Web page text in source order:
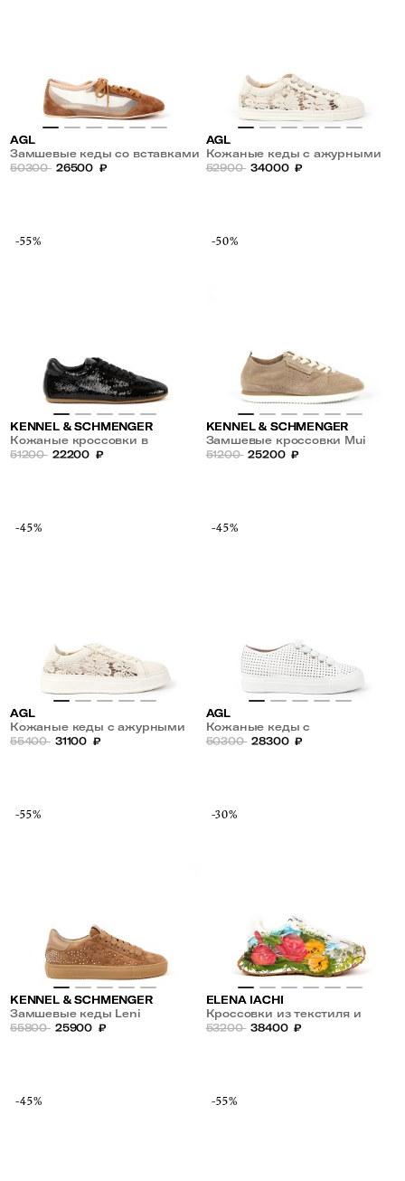
AGL
Замшевые кеды со вставками
из микросетки
50300 26500 ₽
AGL
Кожаные кеды с ажурными
вставками
52900 34000 ₽
-55%
KENNEL & SCHMENGER
Кожаные кроссовки в
пайетках Drop
51200 22200 ₽
-50%
KENNEL & SCHMENGER
Замшевые кроссовки Mui
51200 25200 ₽
-45%
AGL
Кожаные кеды с ажурными
вставками
55400 31100 ₽
-45%
AGL
Кожаные кеды с
перфорацией
50300 28300 ₽
-55%
KENNEL & SCHMENGER
Замшевые кеды Leni
55800 25900 ₽
-30%
ELENA IACHI
Кроссовки из текстиля и
замши с рисунком
53200 38400 ₽
-45% -55%